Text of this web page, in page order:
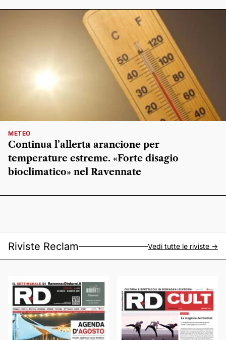
METEO
Continua l’allerta arancione per
temperature estreme. «Forte disagio
bioclimatico» nel Ravennate
Riviste Reclam Vedi tutte le riviste ->